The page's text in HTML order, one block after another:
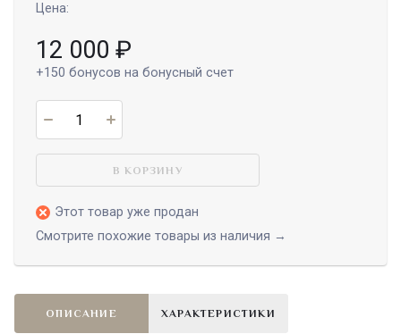
Цена:
12 000 ₽
+150 бонусов на бонусный счет
В КОРЗИНУ
Этот товар уже продан
Смотрите похожие товары из наличия →
ОПИСАНИЕ ХАРАКТЕРИСТИКИ